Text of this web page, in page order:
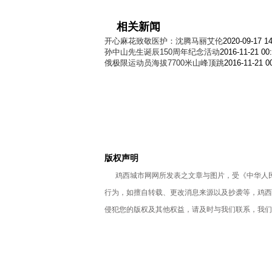
相关新闻
开心麻花致敬医护：沈腾马丽艾伦2020-09-17
孙中山先生诞辰150周年纪念活动2016-11-21
俄极限运动员海拔7700米山峰顶跳2016-11-21
版权声明
鸡西城市网网所发表之文章与图片，受《中华人
行为，如擅自转载、更改消息来源以及抄袭等，鸡
侵犯您的版权及其他权益，请及时与我们联系，我